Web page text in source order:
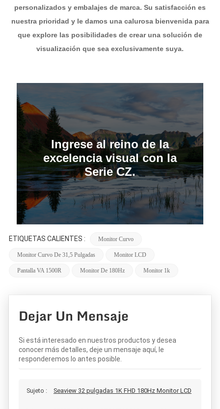
personalizados y embalajes de marca. Su satisfacción es
nuestra prioridad y le damos una calurosa bienvenida para
que explore las posibilidades de crear una solución de
visualización que sea exclusivamente suya.
Ingrese al reino de la
excelencia visual con la
Serie CZ.
ETIQUETAS CALIENTES : Monitor Curvo
Monitor Curvo De 31,5 Pulgadas Monitor LCD
Pantalla VA 1500R Monitor De 180Hz Monitor 1k
Dejar Un Mensaje
Si está interesado en nuestros productos y desea
conocer más detalles, deje un mensaje aquí, le
responderemos lo antes posible.
Sujeto : Seaview 32 pulgadas 1K FHD 180Hz Monitor LCD